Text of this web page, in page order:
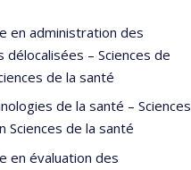
en administration des
– Sciences de
de la santé
de la santé – Sciences
de la santé
en évaluation des